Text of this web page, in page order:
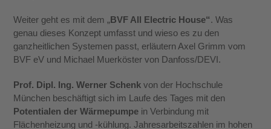
Weiter geht es mit dem „BVF All Electric House“. Was
genau dieses Konzept umfasst und wieso es zu den
ganzheitlichen Systemen passt, erläutern Axel Grimm vom
BVF eV und Michael Muerköster von Danfoss/DEVI.
Prof. Dipl. Ing. Werner Schenk von der Hochschule
München beschäftigt sich im Laufe des Tages mit den
Potentialen der Wärmepumpe in Verbindung mit
Flächenheizung und -kühlung. Jahresarbeitszahlen im hohen